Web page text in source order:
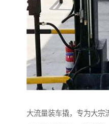
大流量装车撬，专为大宗